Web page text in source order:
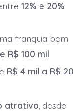
12% e 20%
franquia bem
R$ 100 mil
R$ 4 mil a R$ 20
atrativo , desde